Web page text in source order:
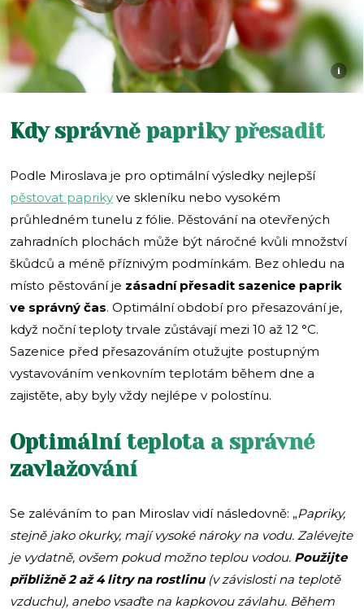
i
Kdy správně papriky přesadit
Podle Miroslava je pro optimální výsledky nejlepší
pěstovat papriky ve skleníku nebo vysokém
průhledném tunelu z fólie. Pěstování na otevřených
zahradních plochách může být náročné kvůli množství
škůdců a méně příznivým podmínkám. Bez ohledu na
místo pěstování je zásadní přesadit sazenice paprik
ve správný čas. Optimální období pro přesazování je,
když noční teploty trvale zůstávají mezi 10 až 12 °C.
Sazenice před přesazováním otužujte postupným
vystavováním venkovním teplotám během dne a
zajistěte, aby byly vždy nejlépe v polostínu.
Optimální teplota a správné
zavlažování
Se zaléváním to pan Miroslav vidí následovně: „Papriky,
stejně jako okurky, mají vysoké nároky na vodu. Zalévejte
je vydatně, ovšem pokud možno teplou vodou. Použijte
přibližně 2 až 4 litry na rostlinu(v závislosti na teplotě
vzduchu), anebo vsaďte na kapkovou závlahu. Během